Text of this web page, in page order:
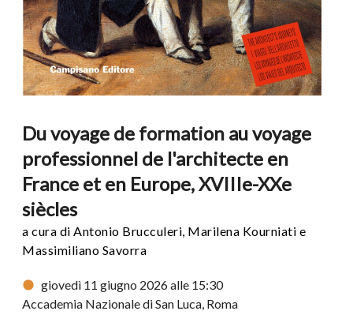
Du voyage de formation au voyage
professionnel de l'architecte en
France et en Europe, XVIIIe-XXe
siècles
a cura di Antonio Brucculeri, Marilena Kourniati e
Massimiliano Savorra
giovedì 11 giugno 2026 alle 15:30
Accademia Nazionale di San Luca, Roma